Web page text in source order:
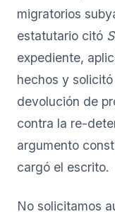
migratorios
estatutario citó
expediente,
hechos y
devolución de
contra la re-
argumento
cargó el escrito.
No solicitamos